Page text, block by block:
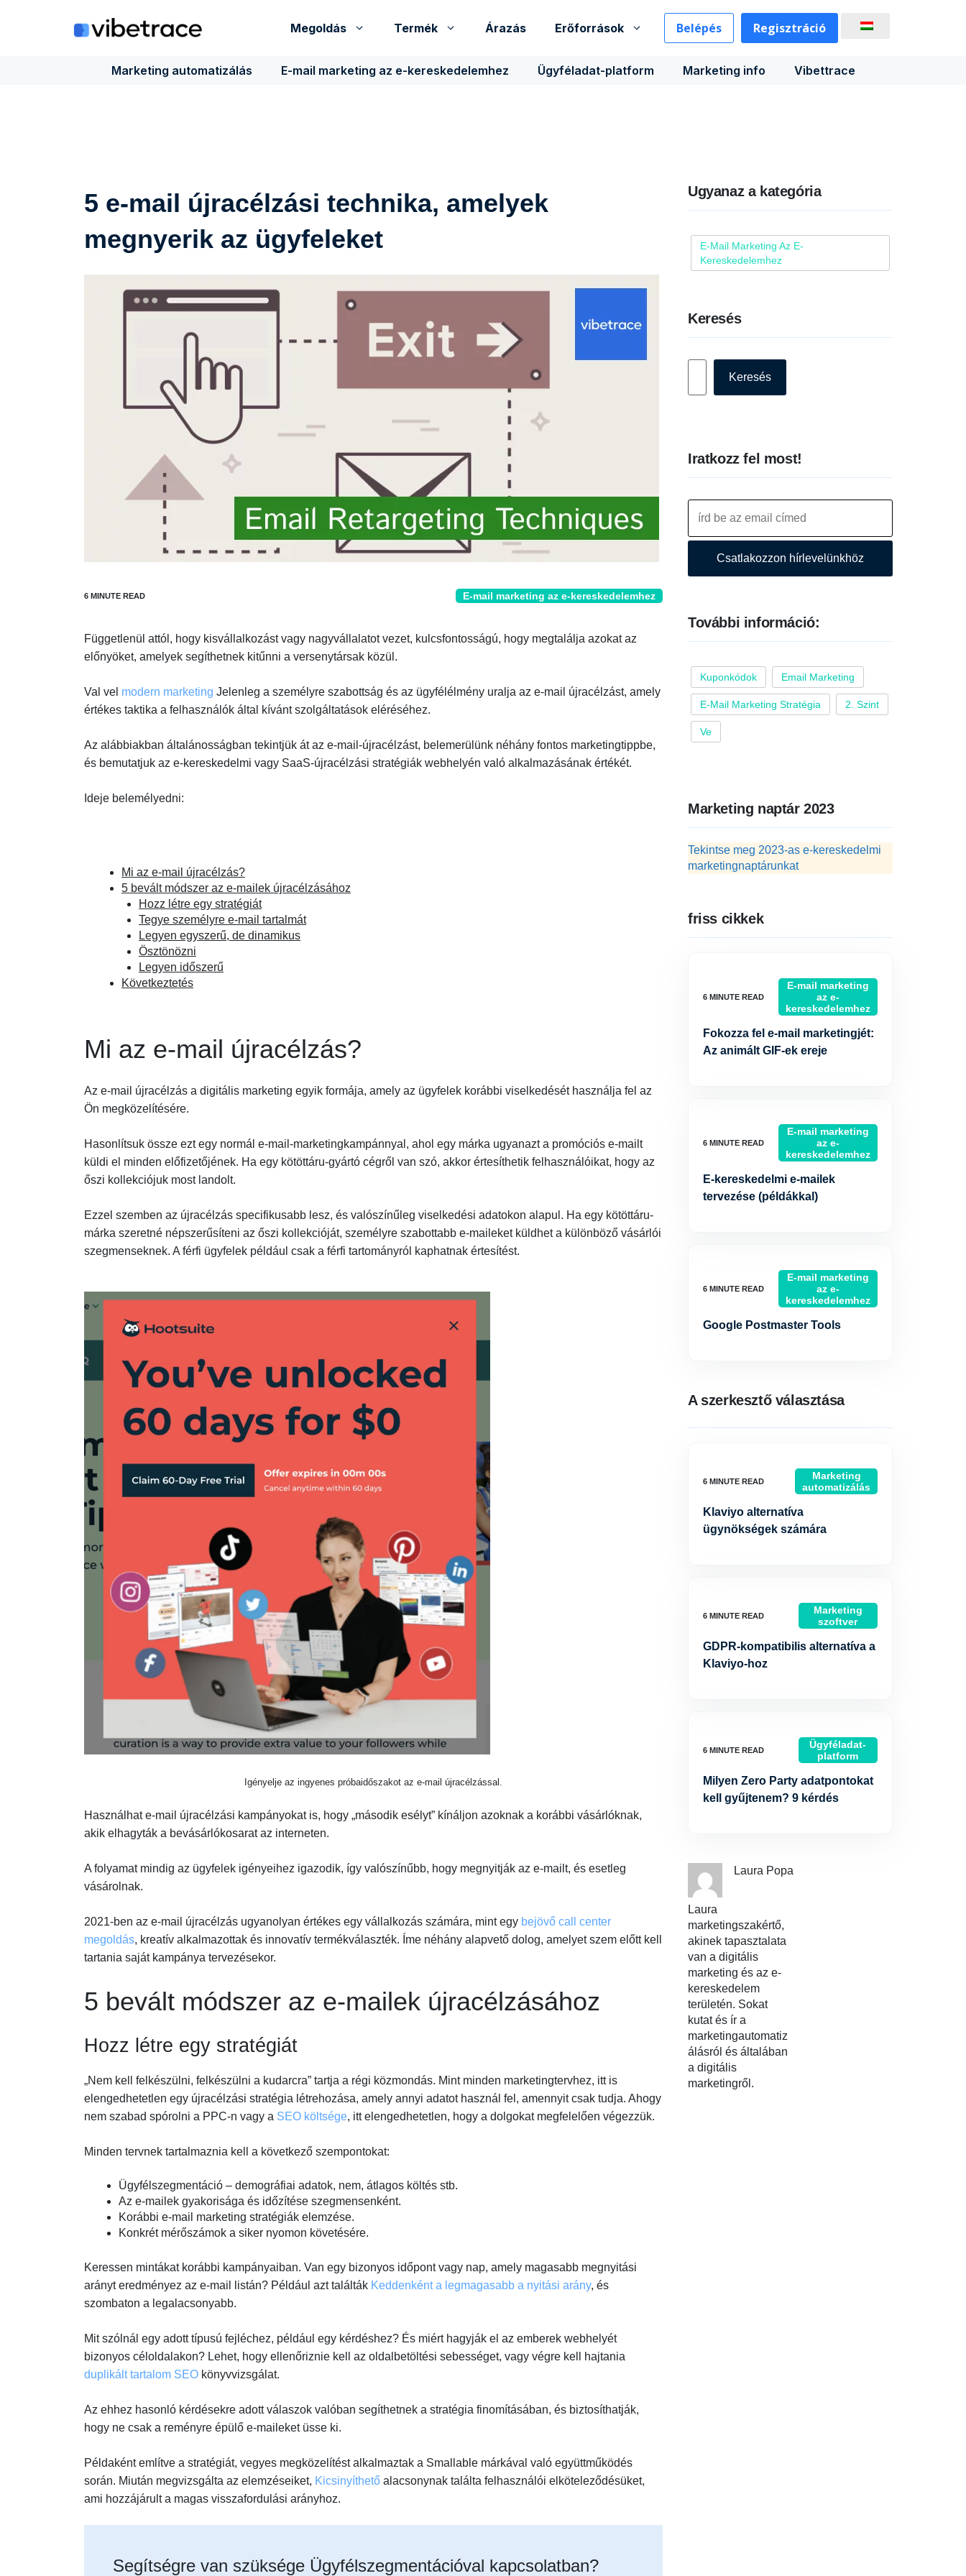
Megoldás Termék Árazás Erőforrások Belépés Regisztráció
Marketing automatizálás E-mail marketing az e-kereskedelemhez Ügyféladat-platform Marketing info Vibettrace
5 e-mail újracélzási technika, amelyek
megnyerik az ügyfeleket
E-mail marketing az e-kereskedelemhez
Függetlenül attól, hogy kisvállalkozást vagy nagyvállalatot vezet, kulcsfontosságú, hogy megtalálja azokat az
előnyöket, amelyek segíthetnek kitűnni a versenytársak közül.
Val vel modern marketing Jelenleg a személyre szabottság és az ügyfélélmény uralja az e-mail újracélzást, amely
értékes taktika a felhasználók által kívánt szolgáltatások eléréséhez.
Az alábbiakban általánosságban tekintjük át az e-mail-újracélzást, belemerülünk néhány fontos marketingtippbe,
és bemutatjuk az e-kereskedelmi vagy SaaS-újracélzási stratégiák webhelyén való alkalmazásának értékét.
Ideje belemélyedni:
Mi az e-mail újracélzás?
5 bevált módszer az e-mailek újracélzásához
Hozz létre egy stratégiát
Tegye személyre e-mail tartalmát
Legyen egyszerű, de dinamikus
Ösztönözni
Legyen időszerű
Következtetés
Mi az e-mail újracélzás?
Az e-mail újracélzás a digitális marketing egyik formája, amely az ügyfelek korábbi viselkedését használja fel az
Ön megközelítésére.
Hasonlítsuk össze ezt egy normál e-mail-marketingkampánnyal, ahol egy márka ugyanazt a promóciós e-mailt
küldi el minden előfizetőjének. Ha egy kötöttáru-gyártó cégről van szó, akkor értesíthetik felhasználóikat, hogy az
őszi kollekciójuk most landolt.
Ezzel szemben az újracélzás specifikusabb lesz, és valószínűleg viselkedési adatokon alapul. Ha egy kötöttáru-
márka szeretné népszerűsíteni az őszi kollekcióját, személyre szabottabb e-maileket küldhet a különböző vásárlói
szegmenseknek. A férfi ügyfelek például csak a férfi tartományról kaphatnak értesítést.
Igényelje az ingyenes próbaidőszakot az e-mail újracélzással.
Használhat e-mail újracélzási kampányokat is, hogy „második esélyt” kínáljon azoknak a korábbi vásárlóknak,
akik elhagyták a bevásárlókosarat az interneten.
A folyamat mindig az ügyfelek igényeihez igazodik, így valószínűbb, hogy megnyitják az e-mailt, és esetleg
vásárolnak.
2021-ben az e-mail újracélzás ugyanolyan értékes egy vállalkozás számára, mint egy bejövő call center
megoldás, kreatív alkalmazottak és innovatív termékválaszték. Íme néhány alapvető dolog, amelyet szem előtt kell
tartania saját kampánya tervezésekor.
5 bevált módszer az e-mailek újracélzásához
Hozz létre egy stratégiát
„Nem kell felkészülni, felkészülni a kudarcra” tartja a régi közmondás. Mint minden marketingtervhez, itt is
elengedhetetlen egy újracélzási stratégia létrehozása, amely annyi adatot használ fel, amennyit csak tudja. Ahogy
nem szabad spórolni a PPC-n vagy a SEO költsége, itt elengedhetetlen, hogy a dolgokat megfelelően végezzük.
Minden tervnek tartalmaznia kell a következő szempontokat:
Ügyfélszegmentáció – demográfiai adatok, nem, átlagos költés stb.
Az e-mailek gyakorisága és időzítése szegmensenként.
Korábbi e-mail marketing stratégiák elemzése.
Konkrét mérőszámok a siker nyomon követésére.
Keressen mintákat korábbi kampányaiban. Van egy bizonyos időpont vagy nap, amely magasabb megnyitási
arányt eredményez az e-mail listán? Például azt találták Keddenként a legmagasabb a nyitási arány, és
szombaton a legalacsonyabb.
Mit szólnál egy adott típusú fejléchez, például egy kérdéshez? És miért hagyják el az emberek webhelyét
bizonyos céloldalakon? Lehet, hogy ellenőriznie kell az oldalbetöltési sebességet, vagy végre kell hajtania
duplikált tartalom SEO könyvvizsgálat.
Az ehhez hasonló kérdésekre adott válaszok valóban segíthetnek a stratégia finomításában, és biztosíthatják,
hogy ne csak a reményre épülő e-maileket üsse ki.
Példaként említve a stratégiát, vegyes megközelítést alkalmaztak a Smallable márkával való együttműködés
során. Miután megvizsgálta az elemzéseiket, Kicsinyíthető alacsonynak találta felhasználói elköteleződésüket,
ami hozzájárult a magas visszafordulási arányhoz.
Segítségre van szüksége Ügyfélszegmentációval kapcsolatban?
Ugyanaz a kategória
E-Mail Marketing Az E-
Kereskedelemhez
Keresés
Keresés
Iratkozz fel most!
Csatlakozzon hírlevelünkhöz
További információ:
Kuponkódok Email Marketing
E-Mail Marketing Stratégia 2. Szint
Ve
Marketing naptár 2023
Tekintse meg 2023-as e-kereskedelmi
marketingnaptárunkat
friss cikkek
E-mail marketing
az e-
kereskedelemhez
Fokozza fel e-mail marketingjét:
Az animált GIF-ek ereje
E-mail marketing
az e-
kereskedelemhez
E-kereskedelmi e-mailek
tervezése (példákkal)
E-mail marketing
az e-
kereskedelemhez
Google Postmaster Tools
A szerkesztő választása
Marketing
automatizálás
Klaviyo alternatíva
ügynökségek számára
Marketing
szoftver
GDPR-kompatibilis alternatíva a
Klaviyo-hoz
Ügyféladat-
platform
Milyen Zero Party adatpontokat
kell gyűjtenem? 9 kérdés
Laura Popa
Laura
marketingszakértő,
akinek tapasztalata
van a digitális
marketing és az e-
kereskedelem
területén. Sokat
kutat és ír a
marketingautomatiz
álásról és általában
a digitális
marketingről.